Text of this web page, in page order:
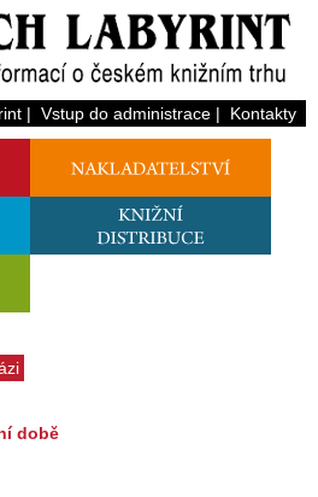
| Vstup do administrace| Kontakty
době